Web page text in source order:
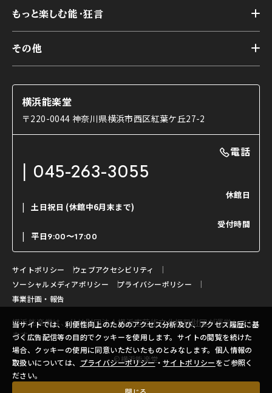
当サイトでは、利便性向上のためのアクセス分析及び、アクセス履歴に基
づく広告配信等の目的でクッキーを使用します。サイトの閲覧を続けた
場合、クッキーの使用に同意いただいたものとみなします。個人情報の
取扱いについては、 プライバシーポリシー・サイトポリシーをご参照く
ださい。
様々なお客様に向けて
本舞台座席
交通アクセス
アーカイブ
第二舞台
研修室
楽屋
ご利用の流れ
利用料金表
もっと楽しむ能・狂言
能舞台と演じ手
使用する道具
能・狂言の曲目説明
日本の古典芸能
その他
コラム
OTABISHO
チケット購入方法
ご寄附について
よくいただくご質問
お問い合わせ
横浜能楽堂
〒220-0044 神奈川県横浜市西区紅葉ケ丘27-2
電話
045-263-3055
休館日
土日祝日 (休館中6月末まで)
受付時間
平日9:00〜17:00
サイトポリシー
ウェブアクセシビリティ
ソーシャルメディアポリシー
プライバシーポリシー
事業計画・報告
横浜能楽堂は、公益財団法人横浜市芸術文化振興財団が運営してい
ます。
©横浜能楽堂